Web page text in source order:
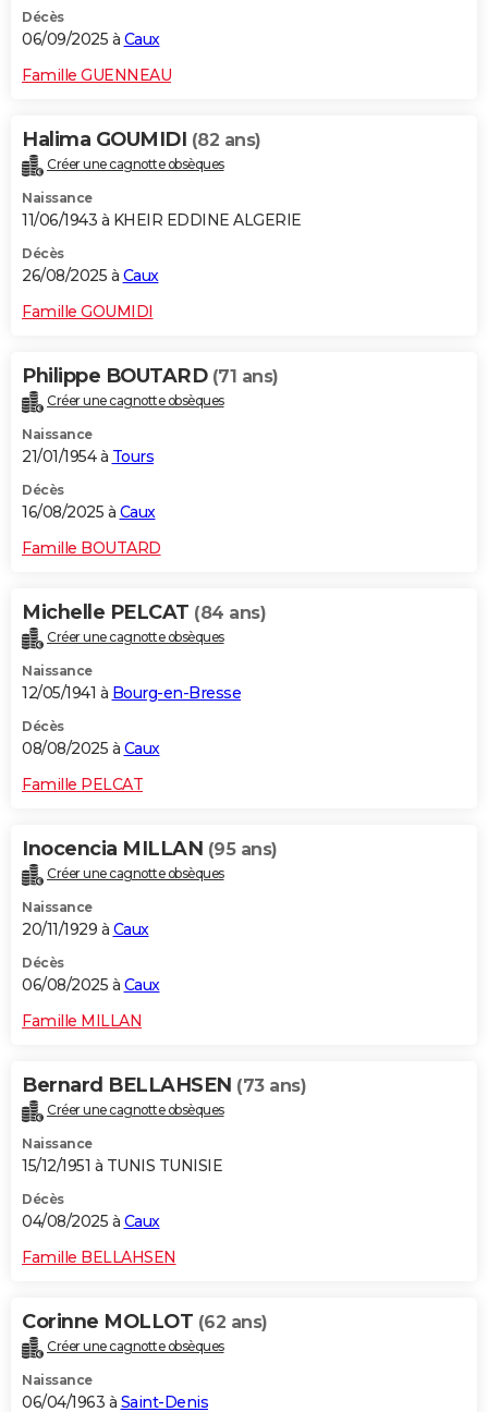
Décès
06/09/2025 à Caux
Famille GUENNEAU
Halima GOUMIDI (82 ans)
Créer une cagnotte obsèques
Naissance
11/06/1943 à KHEIR EDDINE ALGERIE
Décès
26/08/2025 à Caux
Famille GOUMIDI
Philippe BOUTARD (71 ans)
Créer une cagnotte obsèques
Naissance
21/01/1954 à Tours
Décès
16/08/2025 à Caux
Famille BOUTARD
Michelle PELCAT (84 ans)
Créer une cagnotte obsèques
Naissance
12/05/1941 à Bourg-en-Bresse
Décès
08/08/2025 à Caux
Famille PELCAT
Inocencia MILLAN (95 ans)
Créer une cagnotte obsèques
Naissance
20/11/1929 à Caux
Décès
06/08/2025 à Caux
Famille MILLAN
Bernard BELLAHSEN (73 ans)
Créer une cagnotte obsèques
Naissance
15/12/1951 à TUNIS TUNISIE
Décès
04/08/2025 à Caux
Famille BELLAHSEN
Corinne MOLLOT (62 ans)
Créer une cagnotte obsèques
Naissance
06/04/1963 à Saint-Denis